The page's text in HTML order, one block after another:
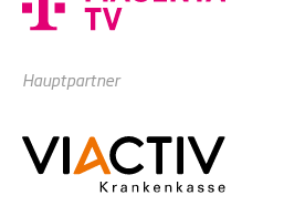
Hauptpartner